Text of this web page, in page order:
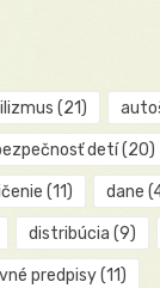
(21)
detí(20)
(11) dane
distribúcia (9)
predpisy(11)